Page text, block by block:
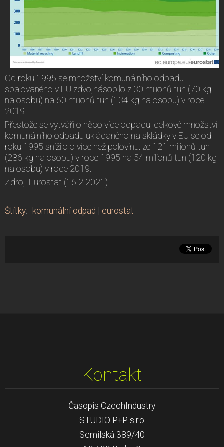
Od roku 1995 se množství komunálního odpadu
spalovaného v EU zdvojnásobilo z 30 milionů tun (70 kg
na osobu) na 60 milionů tun (134 kg na osobu) v roce
2019.
Přestože se vytváří o něco více odpadu, celkové množství
komunálního odpadu ukládaného na skládky v EU se od
roku 1995 snížilo o více než polovinu: ze 121 milionů tun
(286 kg na osobu) v roce 1995 na 54 milionů tun (120 kg
na osobu) v roce 2019.
Zdroj: Eurostat (16.2.2021)
Štítky: komunální odpad | eurostat
Kontakt
Časopis CzechIndustry
STUDIO P+P s.r.o
Semilská 389/40